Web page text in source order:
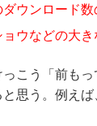
ウンロード
ウなどの大
こう「前も
思う。例えば